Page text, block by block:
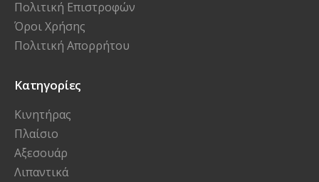
Πολιτική Επιστροφών
Όροι Χρήσης
Πολιτική Απορρήτου
Κατηγορίες
Κινητήρας
Πλαίσιο
Αξεσουάρ
Λιπαντικά